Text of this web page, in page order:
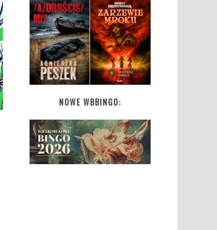
NOWE WBBINGO: